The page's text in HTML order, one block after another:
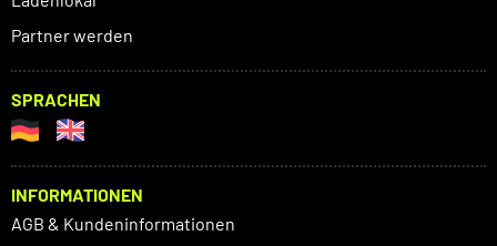
Partner werden
SPRACHEN
INFORMATIONEN
AGB & Kundeninformationen